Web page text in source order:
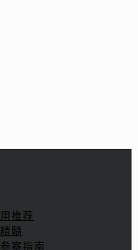
推荐
髓
赛指南